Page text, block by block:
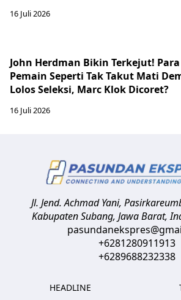
16 Juli 2026
John Herdman Bikin Terkejut! Para
Pemain Seperti Tak Takut Mati
Lolos Seleksi, Marc Klok Dicoret?
16 Juli 2026
Jl. Jend. Achmad Yani,
Kabupaten Subang, Jawa Barat,
+6281280911913
+6289688232338
HEADLINE